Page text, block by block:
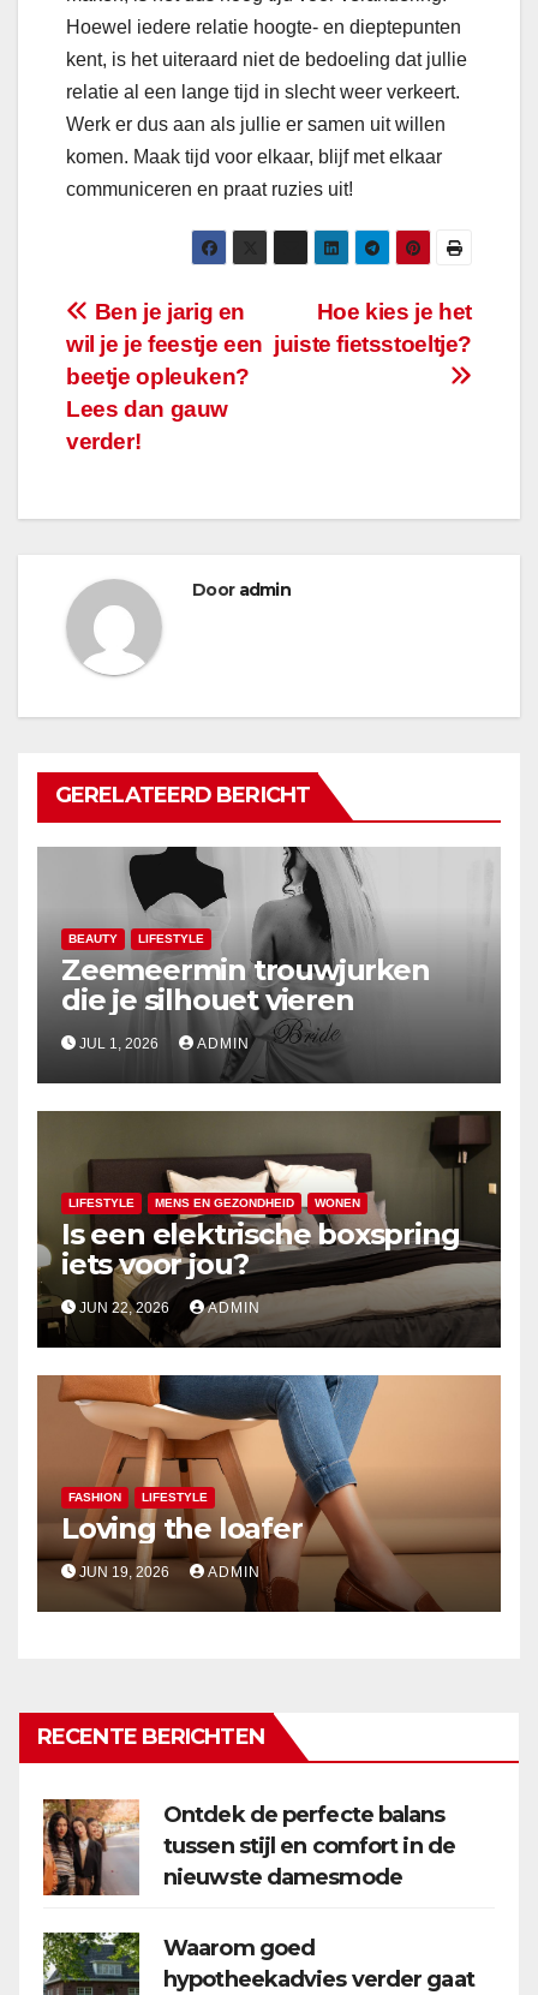
Hoewel iedere relatie hoogte- en dieptepunten
kent, is het uiteraard niet de bedoeling dat jullie
relatie al een lange tijd in slecht weer verkeert.
Werk er dus aan als jullie er samen uit willen
komen. Maak tijd voor elkaar, blijf met elkaar
communiceren en praat ruzies uit!
Bericht
navigatie
Hoe kies je het
juiste fietsstoeltje?
Ben je jarig en
wil je je feestje een
beetje opleuken?
Lees dan gauw
verder!
Door admin
GERELATEERD BERICHT
BEAUTY LIFESTYLE
Zeemeermin trouwjurken
die je silhouet vieren
JUL 1, 2026 ADMIN
LIFESTYLE MENS EN GEZONDHEID WONEN
Is een elektrische boxspring
iets voor jou?
JUN 22, 2026 ADMIN
FASHION LIFESTYLE
Loving the loafer
JUN 19, 2026 ADMIN
RECENTE BERICHTEN
Ontdek de perfecte balans
tussen stijl en comfort in de
nieuwste damesmode
Waarom goed
hypotheekadvies verder gaat